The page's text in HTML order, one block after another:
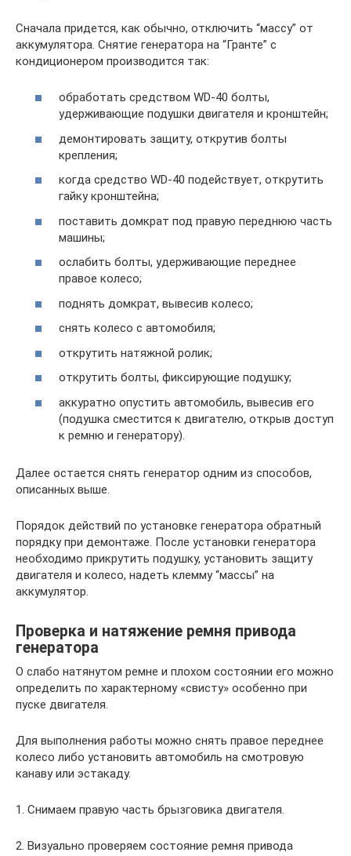
Сначала придется, как обычно, отключить “массу” от
аккумулятора. Снятие генератора на “Гранте” с
кондиционером производится так:
обработать средством WD-40 болты,
удерживающие подушки двигателя и кронштейн;
демонтировать защиту, открутив болты
крепления;
когда средство WD-40 подействует, открутить
гайку кронштейна;
поставить домкрат под правую переднюю часть
машины;
ослабить болты, удерживающие переднее
правое колесо;
поднять домкрат, вывесив колесо;
снять колесо с автомобиля;
открутить натяжной ролик;
открутить болты, фиксирующие подушку;
аккуратно опустить автомобиль, вывесив его
(подушка сместится к двигателю, открыв доступ
к ремню и генератору).
Далее остается снять генератор одним из способов,
описанных выше.
Порядок действий по установке генератора обратный
порядку при демонтаже. После установки генератора
необходимо прикрутить подушку, установить защиту
двигателя и колесо, надеть клемму “массы” на
аккумулятор.
Проверка и натяжение ремня привода
генератора
О слабо натянутом ремне и плохом состоянии его можно
определить по характерному «свисту» особенно при
пуске двигателя.
Для выполнения работы можно снять правое переднее
колесо либо установить автомобиль на смотровую
канаву или эстакаду.
1. Снимаем правую часть брызговика двигателя.
2. Визуально проверяем состояние ремня привода